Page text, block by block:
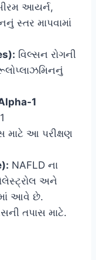
આયર્ન,
સ્તર માપવામાં
વિલ્સન રોગની
1
માટે આ પરીક્ષણ
NAFLD ના
અને
આવે છે.
તપાસ માટે.